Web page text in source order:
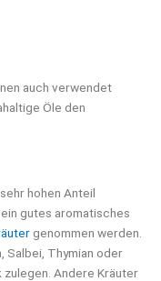
auch verwendet
Öle den
hohen Anteil
gutes aromatisches
genommen werden.
Salbei, Thymian oder
zulegen. Andere Kräuter